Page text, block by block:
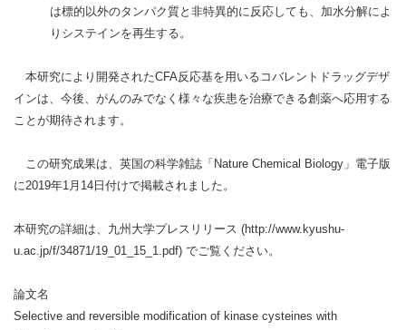
は標的以外のタンパク質と非特異的に反応しても、加水分解によ
りシステインを再生する。
本研究により開発されたCFA反応基を用いるコバレントドラッグデザ
インは、今後、がんのみでなく様々な疾患を治療できる創薬へ応用する
ことが期待されます。
この研究成果は、英国の科学雑誌「Nature Chemical Biology」電子版
に2019年1月14日付けで掲載されました。
本研究の詳細は、九州大学プレスリリース (http://www.kyushu-
u.ac.jp/f/34871/19_01_15_1.pdf) でご覧ください。
論文名
Selective and reversible modification of kinase cysteines with